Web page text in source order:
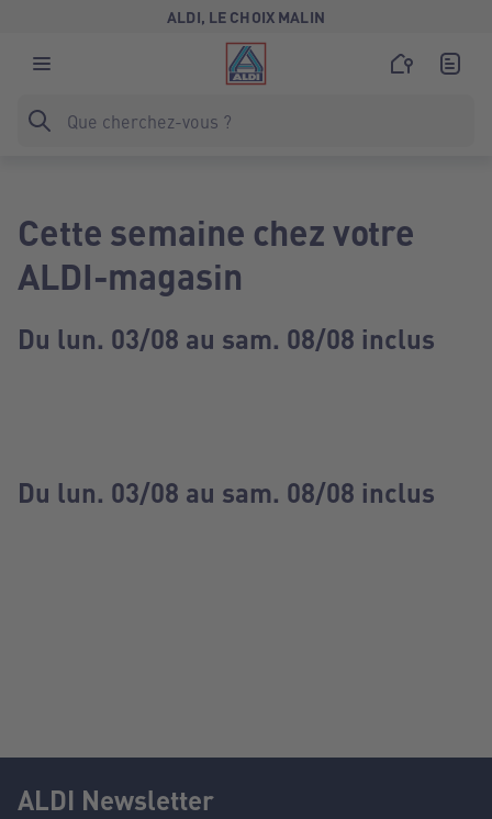
ALDI, LE CHOIX MALIN
Cette semaine chez votre
ALDI-magasin
Du lun. 03/08 au sam. 08/08 inclus
Du lun. 03/08 au sam. 08/08 inclus
ALDI Newsletter